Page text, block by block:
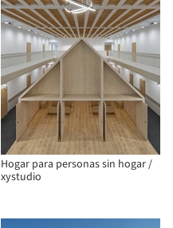
Hogar para personas sin hogar /
xystudio